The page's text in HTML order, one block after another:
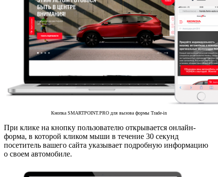
Кнопка SMARTPOINT.PRO для вызова формы Trade-in
При клике на кнопку пользователю открывается онлайн-
форма, в которой кликом мыши в течение 30 секунд
посетитель вашего сайта указывает подробную информацию
о своем автомобиле.